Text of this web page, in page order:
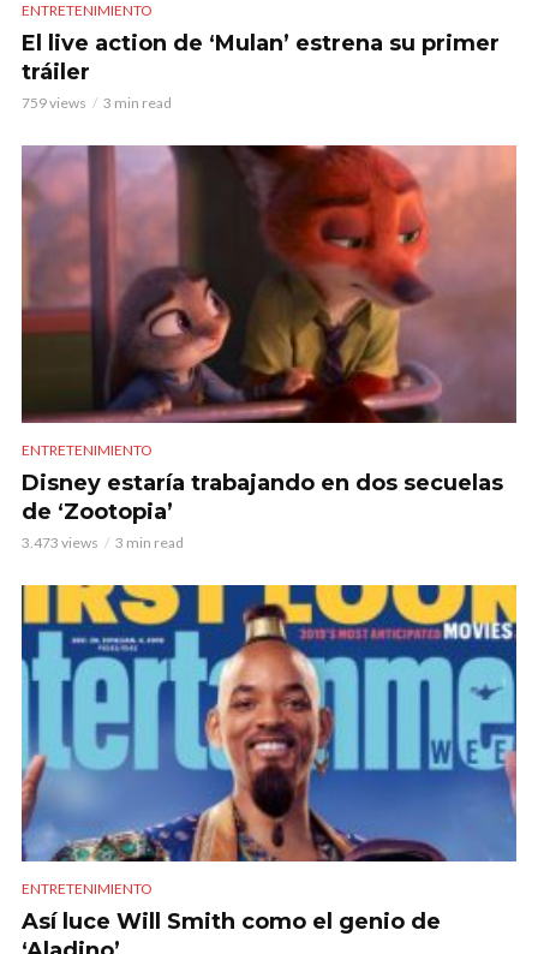
ENTRETENIMIENTO
El live action de ‘Mulan’ estrena su primer
tráiler
759 views 3 min read
ENTRETENIMIENTO
Disney estaría trabajando en dos secuelas
de ‘Zootopia’
3.473 views 3 min read
ENTRETENIMIENTO
Así luce Will Smith como el genio de